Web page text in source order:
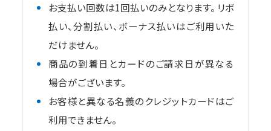
お支払い回数は1回払いのみとなります。 リボ
払い、分割払い、ボーナス払いはご利用いた
だけません。
商品の到着日とカードのご請求日が異なる
場合がございます。
お客様と異なる名義のクレジットカードはご
利用できません。